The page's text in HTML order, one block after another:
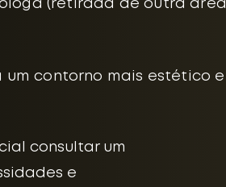
(retirada de outra área
um contorno mais estético e
consultar um
e